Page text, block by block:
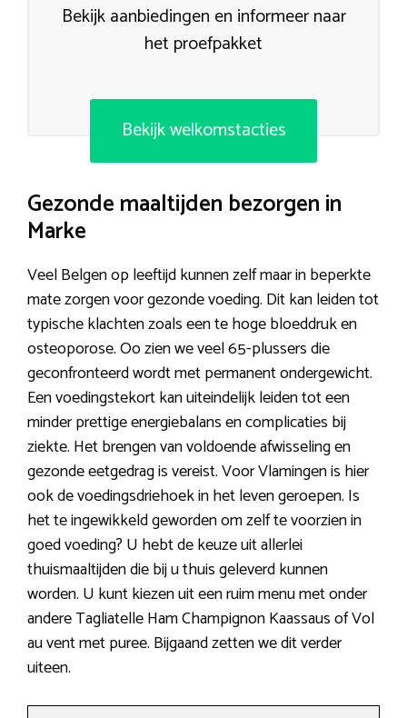
Bekijk aanbiedingen en informeer naar
het proefpakket
Bekijk welkomstacties
Gezonde maaltijden bezorgen in
Marke
Veel Belgen op leeftijd kunnen zelf maar in beperkte
mate zorgen voor gezonde voeding. Dit kan leiden tot
typische klachten zoals een te hoge bloeddruk en
osteoporose. Oo zien we veel 65-plussers die
geconfronteerd wordt met permanent ondergewicht.
Een voedingstekort kan uiteindelijk leiden tot een
minder prettige energiebalans en complicaties bij
ziekte. Het brengen van voldoende afwisseling en
gezonde eetgedrag is vereist. Voor Vlamingen is hier
ook de voedingsdriehoek in het leven geroepen. Is
het te ingewikkeld geworden om zelf te voorzien in
goed voeding? U hebt de keuze uit allerlei
thuismaaltijden die bij u thuis geleverd kunnen
worden. U kunt kiezen uit een ruim menu met onder
andere Tagliatelle Ham Champignon Kaassaus of Vol
au vent met puree. Bijgaand zetten we dit verder
uiteen.